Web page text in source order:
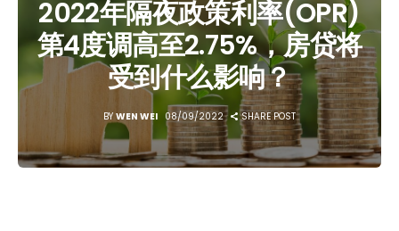
数位媒体
房产入门
全球市场洞察
2022年隔夜政策利率(OPR)
第4度调高至2.75%，房贷将
受到什么影响？
BY WEN WEI 08/09/2022 SHARE POST